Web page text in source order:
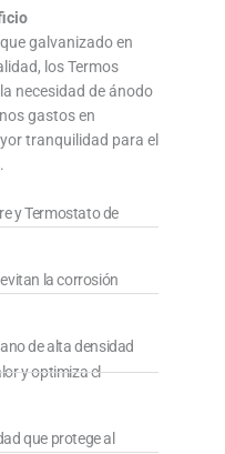
galvanizado en
los Termos
necesidad de ánodo
gastos en
tranquilidad para el
y Termostato de
la corrosión
de alta densidad
y optimiza el
que protege al